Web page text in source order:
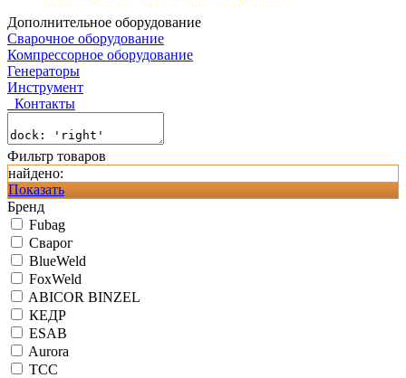
Дополнительное оборудование
Сварочное оборудование
Компрессорное оборудование
Генераторы
Инструмент
Контакты
Фильтр товаров
найдено:
Показать
Бренд
Fubag
Сварог
BlueWeld
FoxWeld
ABICOR BINZEL
КЕДР
ESAB
Aurora
ТСС